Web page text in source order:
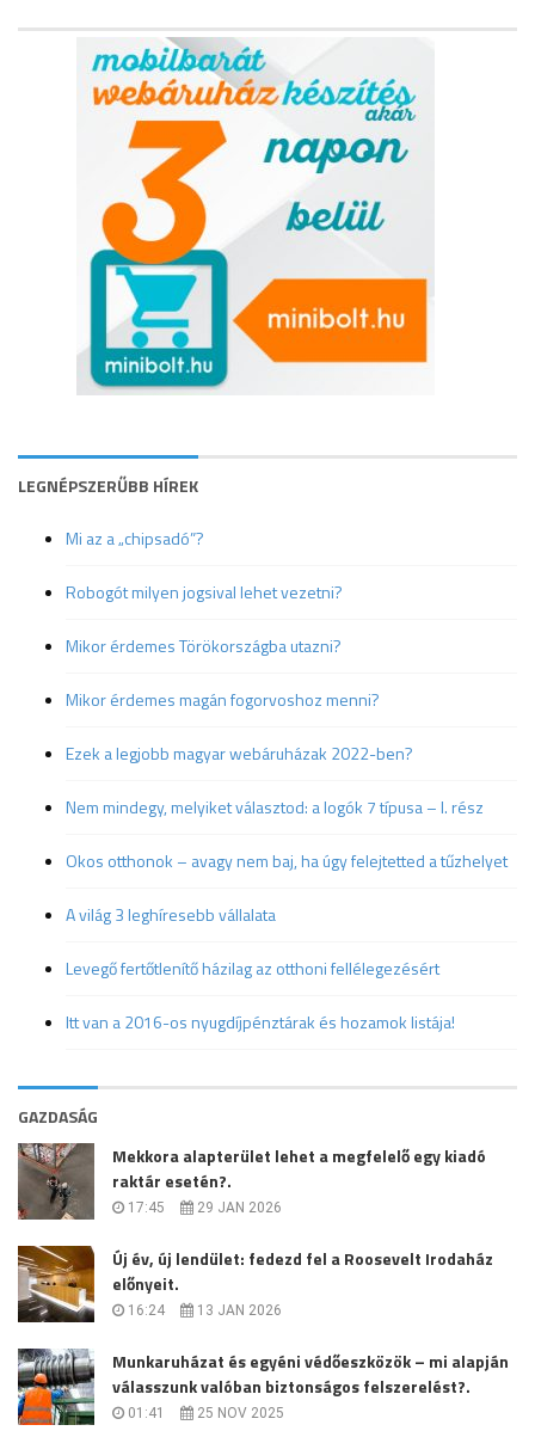
LEGNÉPSZERŰBB HÍREK
Mi az a „chipsadó”?
Robogót milyen jogsival lehet vezetni?
Mikor érdemes Törökországba utazni?
Mikor érdemes magán fogorvoshoz menni?
Ezek a legjobb magyar webáruházak 2022-ben?
Nem mindegy, melyiket választod: a logók 7 típusa – I. rész
Okos otthonok – avagy nem baj, ha úgy felejtetted a tűzhelyet
A világ 3 leghíresebb vállalata
Levegő fertőtlenítő házilag az otthoni fellélegezésért
Itt van a 2016-os nyugdíjpénztárak és hozamok listája!
GAZDASÁG
Mekkora alapterület lehet a megfelelő egy kiadó
raktár esetén?.
17:45 29 JAN 2026
Új év, új lendület: fedezd fel a Roosevelt Irodaház
előnyeit.
16:24 13 JAN 2026
Munkaruházat és egyéni védőeszközök – mi alapján
válasszunk valóban biztonságos felszerelést?.
01:41 25 NOV 2025